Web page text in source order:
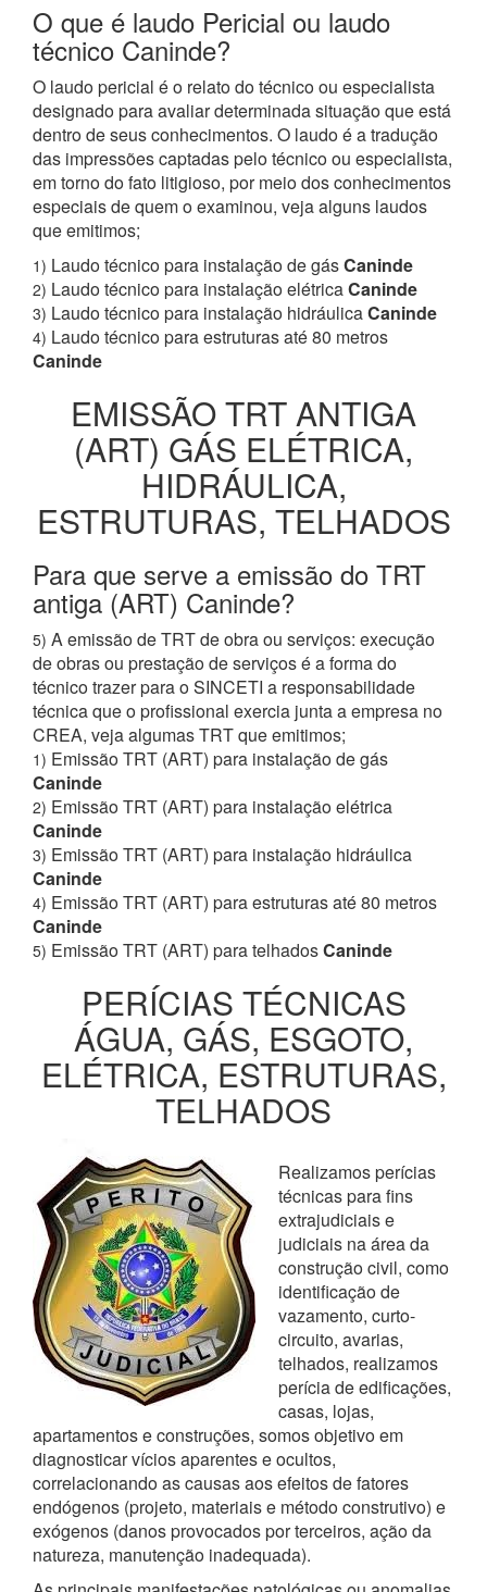
O que é laudo Pericial ou laudo
técnico Caninde?
O laudo pericial é o relato do técnico ou especialista
designado para avaliar determinada situação que está
dentro de seus conhecimentos. O laudo é a tradução
das impressões captadas pelo técnico ou especialista,
em torno do fato litigioso, por meio dos conhecimentos
especiais de quem o examinou, veja alguns laudos
que emitimos;
1) Laudo técnico para instalação de gásCaninde
2) Laudo técnico para instalação elétricaCaninde
3) Laudo técnico para instalação hidráulicaCaninde
4) Laudo técnico para estruturas até 80 metros
Caninde
EMISSÃO TRT ANTIGA
(ART) GÁS ELÉTRICA,
HIDRÁULICA,
ESTRUTURAS, TELHADOS
Para que serve a emissão do TRT
antiga (ART) Caninde?
5) A emissão de TRT de obra ou serviços: execução
de obras ou prestação de serviços é a forma do
técnico trazer para o SINCETI a responsabilidade
técnica que o profissional exercia junta a empresa no
CREA, veja algumas TRT que emitimos;
1) Emissão TRT (ART) para instalação de gás
Caninde
2) Emissão TRT (ART) para instalação elétrica
Caninde
3) Emissão TRT (ART) para instalação hidráulica
Caninde
4) Emissão TRT (ART) para estruturas até 80 metros
Caninde
5) Emissão TRT (ART) para telhadosCaninde
PERÍCIAS TÉCNICAS
ÁGUA, GÁS, ESGOTO,
ELÉTRICA, ESTRUTURAS,
TELHADOS
Realizamos perícias
técnicas para fins
extrajudiciais e
judiciais na área da
construção civil, como
identificação de
vazamento, curto-
circuito, avarias,
telhados, realizamos
perícia de edificações,
casas, lojas,
apartamentos e construções, somos objetivo em
diagnosticar vícios aparentes e ocultos,
correlacionando as causas aos efeitos de fatores
endógenos (projeto, materiais e método construtivo) e
exógenos (danos provocados por terceiros, ação da
natureza, manutenção inadequada).